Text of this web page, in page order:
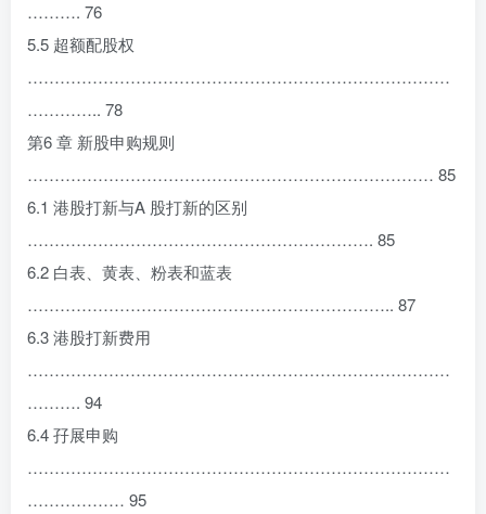
………. 76
5.5 超额配股权
……………………………………………………………………
………….. 78
第6 章 新股申购规则
………………………………………………………………… 85
6.1 港股打新与A 股打新的区别
………………………………………………………. 85
6.2 白表、黄表、粉表和蓝表
………………………………………………………….. 87
6.3 港股打新费用
……………………………………………………………………
………. 94
6.4 孖展申购
……………………………………………………………………
……………… 95